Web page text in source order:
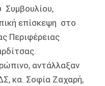
Συμβουλίου,
επίσκεψη στο
Περιφέρειας
αντάλλαξαν
κα. Σοφία Ζαχαρή,